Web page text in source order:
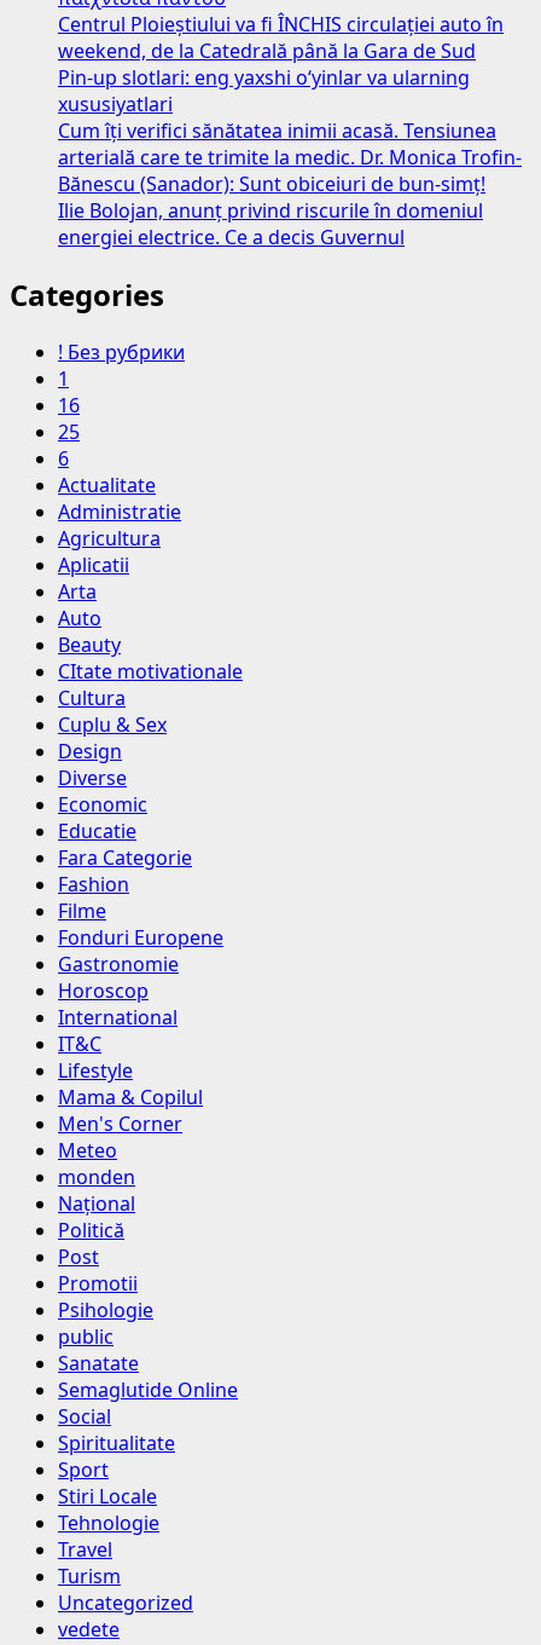
Centrul Ploieștiului va fi ÎNCHIS circulației auto în
weekend, de la Catedrală până la Gara de Sud
Pin-up slotlari: eng yaxshi o‘yinlar va ularning
xususiyatlari
Cum îți verifici sănătatea inimii acasă. Tensiunea
arterială care te trimite la medic. Dr. Monica Trofin-
Bănescu (Sanador): Sunt obiceiuri de bun-simț!
Ilie Bolojan, anunț privind riscurile în domeniul
energiei electrice. Ce a decis Guvernul
Categories
! Без рубрики
1
16
25
6
Actualitate
Administratie
Agricultura
Aplicatii
Arta
Auto
Beauty
CItate motivationale
Cultura
Cuplu & Sex
Design
Diverse
Economic
Educatie
Fara Categorie
Fashion
Filme
Fonduri Europene
Gastronomie
Horoscop
International
IT&C
Lifestyle
Mama & Copilul
Men's Corner
Meteo
monden
Național
Politică
Post
Promotii
Psihologie
public
Sanatate
Semaglutide Online
Social
Spiritualitate
Sport
Stiri Locale
Tehnologie
Travel
Turism
Uncategorized
vedete